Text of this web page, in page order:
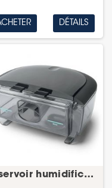
DÉTAILS
Réservoir humidificateur DreamStation 2 – Philips